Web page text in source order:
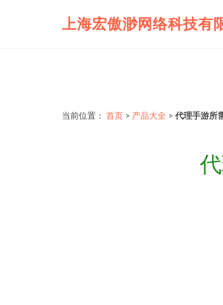
上海宏傲渺网络科技有
当前位置： 首页 > 产品大全 > 代理手游所